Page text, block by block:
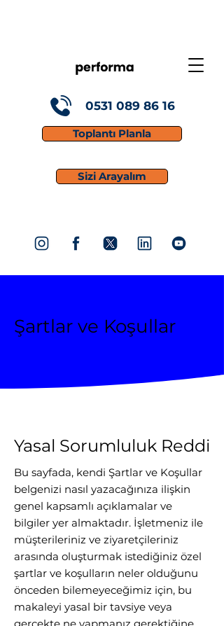
Toplantı Planla
Sizi Arayalım
0531 089 86 16
Şartlar ve Koşullar
Yasal Sorumluluk Reddi
Bu sayfada, kendi Şartlar ve Koşullar
belgenizi nasıl yazacağınıza ilişkin
genel kapsamlı açıklamalar ve
bilgiler yer almaktadır. İşletmeniz ile
müşterileriniz ve ziyaretçileriniz
arasında oluşturmak istediğiniz özel
şartlar ve koşulların neler olduğunu
önceden bilemeyeceğimiz için, bu
makaleyi yasal bir tavsiye veya